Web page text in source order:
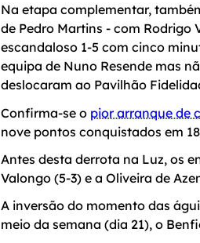
Na etapa complementar,
de Pedro Martins - com Rodrigo
escandaloso 1-5 com cinco
equipa de Nuno Resende mas
deslocaram ao Pavilhão
Confirma-se o pior arranque de
nove pontos conquistados em
Antes desta derrota na Luz, os
Valongo (5-3) e a Oliveira de
A inversão do momento das
meio da semana (dia 21), o